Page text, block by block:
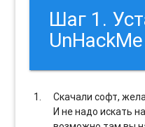
Шаг 1.
Скачали софт,
И не надо искать